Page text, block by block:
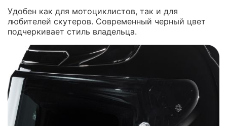
Удобен как для мотоциклистов, так и для
любителей скутеров. Современный черный цвет
подчеркивает стиль владельца.